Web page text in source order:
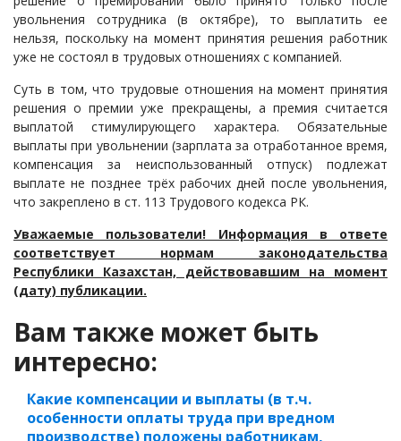
Судопроизводство
Ответы государственных органов
увольнения сотрудника (в октябре), то выплатить ее
нельзя, поскольку на момент принятия решения работник
уже не состоял в трудовых отношениях с компанией.
Суть в том, что трудовые отношения на момент принятия
решения о премии уже прекращены, а премия считается
выплатой стимулирующего характера. Обязательные
выплаты при увольнении (зарплата за отработанное время,
компенсация за неиспользованный отпуск) подлежат
выплате не позднее трёх рабочих дней после увольнения,
что закреплено в ст. 113 Трудового кодекса РК.
Уважаемые пользователи! Информация в ответе
соответствует нормам законодательства
Республики Казахстан, действовавшим на момент
(дату) публикации.
Вам также может быть
интересно:
Какие компенсации и выплаты (в т.ч.
особенности оплаты труда при вредном
производстве) положены работникам,